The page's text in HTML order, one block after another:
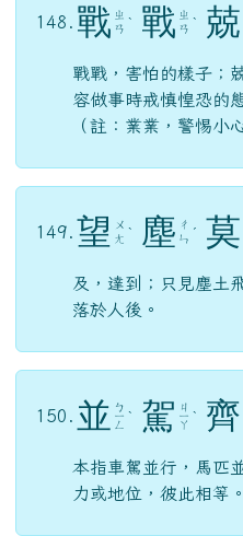
148. 戰 ㄓ
ㄢ ˋ 戰 ㄓ
ㄢ ˋ 兢
戰戰，害怕的樣子；
容做事時戒慎惶恐的
（註：業業，警惕小
149. 望
ㄨ
ㄤ ˋ 塵 ㄔ
ㄣ ˊ 莫
及，達到；只見塵土
落於人後。
150. 並 ㄅ
ㄧ
ㄥ
ˋ 駕 ㄐ
ㄧ
ㄚ
ˋ 齊
本指車駕並行，馬匹
力或地位，彼此相等。